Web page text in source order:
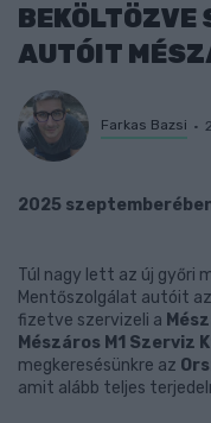
BEKÖLTÖZVE
AUTÓIT
Farkas Bazsi
2025
Túl nagy lett az új győri
Mentőszolgálat autóit
fizetve szervizeli a
Mészáros M1 Szerviz
megkeresésünkre az
amit alább teljes